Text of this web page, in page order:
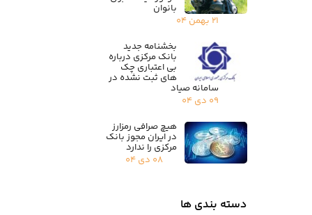
دسته بندی ها
بانوان
۲۱ بهمن ۰۴
بخشنامه جدید
بانک مرکزی درباره
بی اعتباری چک
های ثبت نشده در
سامانه صیاد
۰۹ دی ۰۴
هیچ صرافی رمزارز
در ایران مجوز بانک
مرکزی را ندارد
۰۸ دی ۰۴